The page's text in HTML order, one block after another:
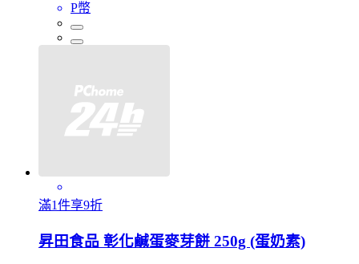
P幣
滿1件享9折
昇田食品 彰化鹹蛋麥芽餅 250g (蛋奶素)